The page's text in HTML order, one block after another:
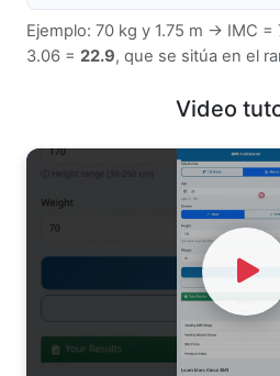
Ejemplo: 70 kg y 1.75 m → IMC =
3.06 = 22.9, que se sitúa en el
Video
Watch